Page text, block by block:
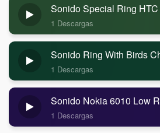
Sonido Special Ring HTC
1 Descargas
Sonido Ring With Birds
1 Descargas
Sonido Nokia 6010 Low
1 Descargas